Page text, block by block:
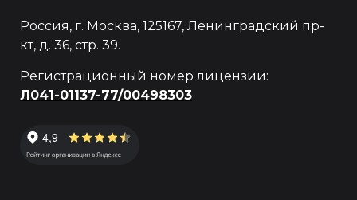
Россия, г. Москва, 125167, Ленинградский пр-
кт, д. 36, стр. 39.
Регистрационный номер лицензии:
Л041-01137-77/00498303